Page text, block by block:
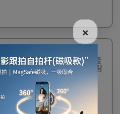
無線導遊講解器套裝 - 1拖10套
裝 | 智慧降噪高清音質 | 一鍵對
碼開機即用 | 支持多對多獨立
$5,055
×